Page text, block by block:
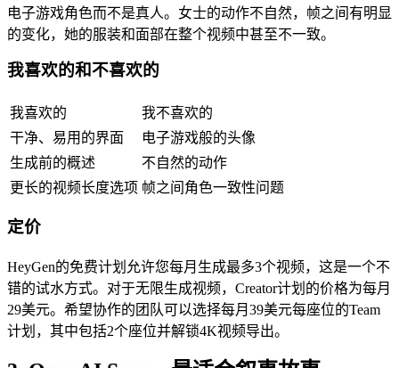
电子游戏角色而不是真人。女士的动作不自然，帧之间有明显
的变化，她的服装和面部在整个视频中甚至不一致。
我喜欢的和不喜欢的
我喜欢的
我不喜欢的
干净、易用的界面
电子游戏般的头像
生成前的概述
不自然的动作
更长的视频长度选项 帧之间角色一致性问题
定价
HeyGen的免费计划允许您每月生成最多3个视频，这是一个不
错的试水方式。对于无限生成视频，Creator计划的价格为每月
29美元。希望协作的团队可以选择每月39美元每座位的Team
计划，其中包括2个座位并解锁4K视频导出。